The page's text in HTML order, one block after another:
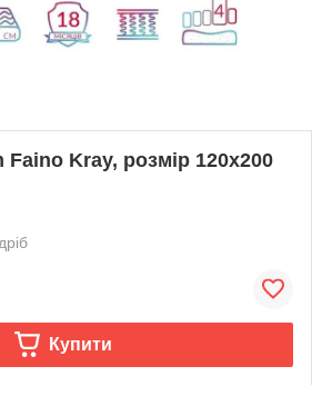
Kray, розмір 120x200
Купити